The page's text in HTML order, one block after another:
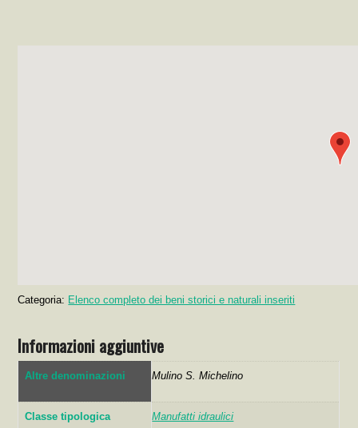
Categoria: Elenco completo dei beni storici e naturali inseriti
Informazioni aggiuntive
Altre denominazioni Mulino S. Michelino
Classe tipologica Manufatti idraulici